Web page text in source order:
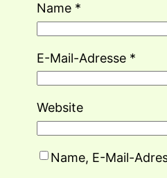
Name *
E-Mail-Adresse *
Website
Name, E-Mail-